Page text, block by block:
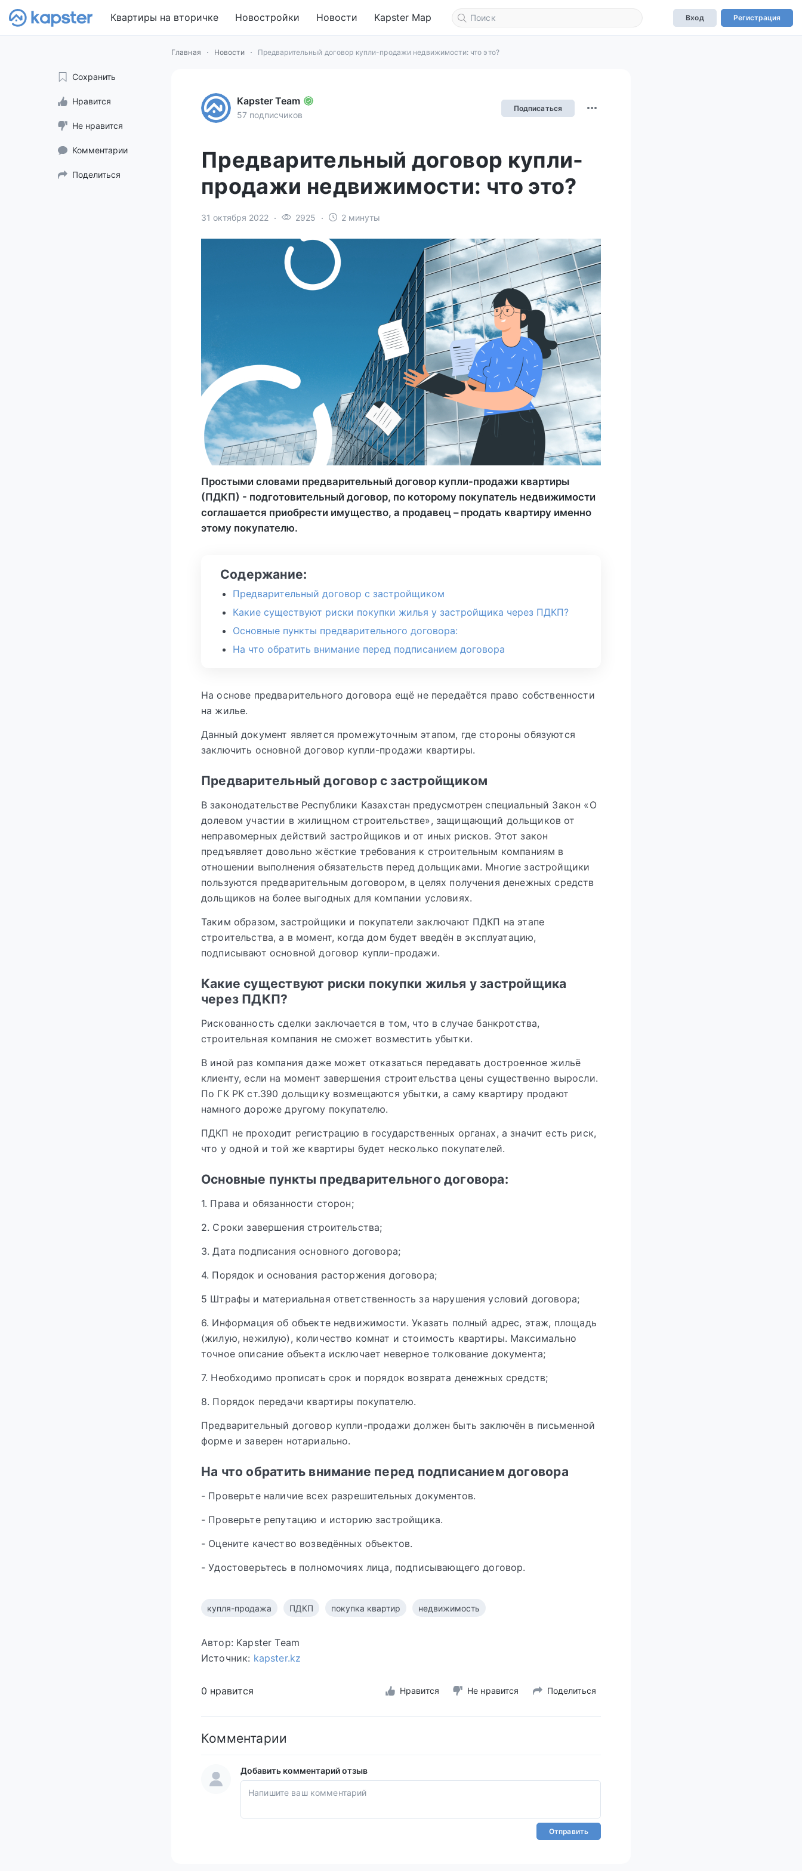
Квартиры на вторичке Новостройки Новости Kapster Map Вход Регистрация
Главная Новости Предварительный договор купли-продажи недвижимости: что это?
Сохранить
Нравится
Не нравится
Комментарии
Поделиться
Kapster Team
57 подписчиков
Подписаться
Предварительный договор купли-
продажи недвижимости: что это?
31 октября 2022 2925 2 минуты
Простыми словами предварительный договор купли-продажи квартиры
(ПДКП) - подготовительный договор, по которому покупатель недвижимости
соглашается приобрести имущество, а продавец – продать квартиру именно
этому покупателю.
Содержание:
Предварительный договор с застройщиком
Какие существуют риски покупки жилья у застройщика через ПДКП?
Основные пункты предварительного договора:
На что обратить внимание перед подписанием договора
На основе предварительного договора ещё не передаётся право собственности
на жилье.
Данный документ является промежуточным этапом, где стороны обязуются
заключить основной договор купли-продажи квартиры.
Предварительный договор с застройщиком
В законодательстве Республики Казахстан предусмотрен специальный Закон «О
долевом участии в жилищном строительстве», защищающий дольщиков от
неправомерных действий застройщиков и от иных рисков. Этот закон
предъявляет довольно жёсткие требования к строительным компаниям в
отношении выполнения обязательств перед дольщиками. Многие застройщики
пользуются предварительным договором, в целях получения денежных средств
дольщиков на более выгодных для компании условиях.
Таким образом, застройщики и покупатели заключают ПДКП на этапе
строительства, а в момент, когда дом будет введён в эксплуатацию,
подписывают основной договор купли-продажи.
Какие существуют риски покупки жилья у застройщика
через ПДКП?
Рискованность сделки заключается в том, что в случае банкротства,
строительная компания не сможет возместить убытки.
В иной раз компания даже может отказаться передавать достроенное жильё
клиенту, если на момент завершения строительства цены существенно выросли.
По ГК РК ст.390 дольщику возмещаются убытки, а саму квартиру продают
намного дороже другому покупателю.
ПДКП не проходит регистрацию в государственных органах, а значит есть риск,
что у одной и той же квартиры будет несколько покупателей.
Основные пункты предварительного договора:
1. Права и обязанности сторон;
2. Сроки завершения строительства;
3. Дата подписания основного договора;
4. Порядок и основания расторжения договора;
5 Штрафы и материальная ответственность за нарушения условий договора;
6. Информация об объекте недвижимости. Указать полный адрес, этаж, площадь
(жилую, нежилую), количество комнат и стоимость квартиры. Максимально
точное описание объекта исключает неверное толкование документа;
7. Необходимо прописать срок и порядок возврата денежных средств;
8. Порядок передачи квартиры покупателю.
Предварительный договор купли-продажи должен быть заключён в письменной
форме и заверен нотариально.
На что обратить внимание перед подписанием договора
- Проверьте наличие всех разрешительных документов.
- Проверьте репутацию и историю застройщика.
- Оцените качество возведённых объектов.
- Удостоверьтесь в полномочиях лица, подписывающего договор.
купля-продажа ПДКП покупка квартир недвижимость
Автор: Kapster Team
Источник: kapster.kz
0 нравится Нравится Не нравится Поделиться
Комментарии
Добавить комментарий отзыв
Отправить